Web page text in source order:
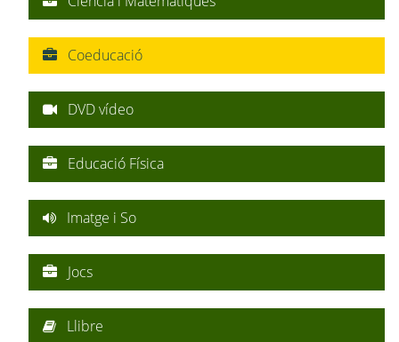
Coeducació
DVD vídeo
Educació Física
Imatge i So
Jocs
Llibre